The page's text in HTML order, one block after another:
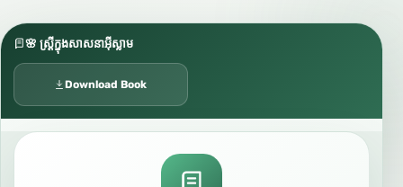
🌸 ស្ត្រីក្នុងសាសនាអ៊ីស្លាម
Download Book